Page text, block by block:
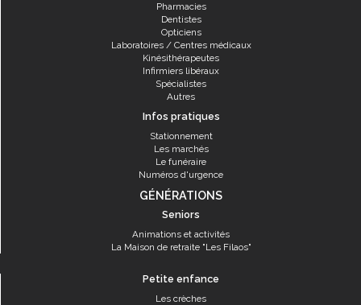
Pharmacies
Dentistes
Opticiens
Laboratoires / Centres médicaux
Kinésithérapeutes
Infirmiers libéraux
Spécialistes
Autres
Infos pratiques
Stationnement
Les marchés
Le funéraire
Numéros d'urgence
GÉNÉRATIONS
Seniors
Animations et activités
La Maison de retraite "Les Filaos"
Petite enfance
Les crèches